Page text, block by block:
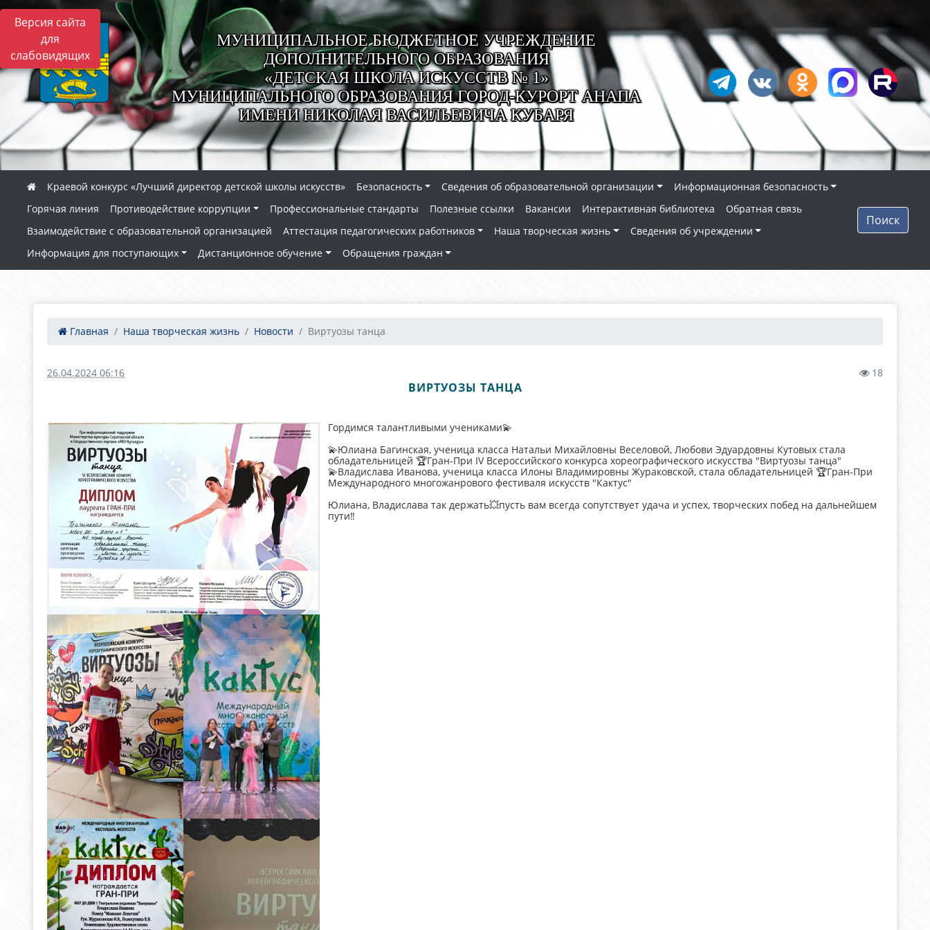
Версия сайта
для
слабовидящих
МУНИЦИПАЛЬНОЕ БЮДЖЕТНОЕ УЧРЕЖДЕНИЕ
ДОПОЛНИТЕЛЬНОГО ОБРАЗОВАНИЯ
«ДЕТСКАЯ ШКОЛА ИСКУССТВ № 1»
МУНИЦИПАЛЬНОГО ОБРАЗОВАНИЯ ГОРОД-КУРОРТ АНАПА
ИМЕНИ НИКОЛАЯ ВАСИЛЬЕВИЧА КУБАРЯ
Краевой конкурс «Лучший директор детской школы искусств» Безопасность Сведения об образовательной организации
Информационная безопасность
Горячая линия
Противодействие коррупции Профессиональные стандарты Полезные ссылки Вакансии Интерактивная библиотека
Обратная связь
Взаимодействие с образовательной организацией
Аттестация педагогических работников Наша творческая жизнь
Сведения об учреждении
Информация для поступающих
Дистанционное обучение Обращения граждан
Поиск
Главная Наша творческая жизнь Новости Виртуозы танца
26.04.2024 06:16 18
ВИРТУОЗЫ ТАНЦА
Гордимся талантливыми учениками💫
💫Юлиана Багинская, ученица класса Натальи Михайловны Веселовой, Любови Эдуардовны Кутовых стала
обладательницей 🏆Гран-При IV Всероссийского конкурса хореографического искусства "Виртуозы танца"
💫Владислава Иванова, ученица класса Илоны Владимировны Жураковской, стала обладательницей 🏆Гран-При
Международного многожанрового фестиваля искусств "Кактус"
Юлиана, Владислава так держать💥пусть вам всегда сопутствует удача и успех, творческих побед на дальнейшем
пути‼